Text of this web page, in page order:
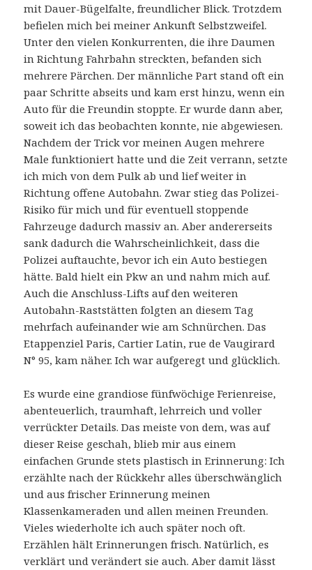
mit Dauer-Bügelfalte, freundlicher Blick. Trotzdem
befielen mich bei meiner Ankunft Selbstzweifel.
Unter den vielen Konkurrenten, die ihre Daumen
in Richtung Fahrbahn streckten, befanden sich
mehrere Pärchen. Der männliche Part stand oft ein
paar Schritte abseits und kam erst hinzu, wenn ein
Auto für die Freundin stoppte. Er wurde dann aber,
soweit ich das beobachten konnte, nie abgewiesen.
Nachdem der Trick vor meinen Augen mehrere
Male funktioniert hatte und die Zeit verrann, setzte
ich mich von dem Pulk ab und lief weiter in
Richtung offene Autobahn. Zwar stieg das Polizei-
Risiko für mich und für eventuell stoppende
Fahrzeuge dadurch massiv an. Aber andererseits
sank dadurch die Wahrscheinlichkeit, dass die
Polizei auftauchte, bevor ich ein Auto bestiegen
hätte. Bald hielt ein Pkw an und nahm mich auf.
Auch die Anschluss-Lifts auf den weiteren
Autobahn-Raststätten folgten an diesem Tag
mehrfach aufeinander wie am Schnürchen. Das
Etappenziel Paris, Cartier Latin, rue de Vaugirard
N° 95, kam näher. Ich war aufgeregt und glücklich.
Es wurde eine grandiose fünfwöchige Ferienreise,
abenteuerlich, traumhaft, lehrreich und voller
verrückter Details. Das meiste von dem, was auf
dieser Reise geschah, blieb mir aus einem
einfachen Grunde stets plastisch in Erinnerung: Ich
erzählte nach der Rückkehr alles überschwänglich
und aus frischer Erinnerung meinen
Klassenkameraden und allen meinen Freunden.
Vieles wiederholte ich auch später noch oft.
Erzählen hält Erinnerungen frisch. Natürlich, es
verklärt und verändert sie auch. Aber damit lässt